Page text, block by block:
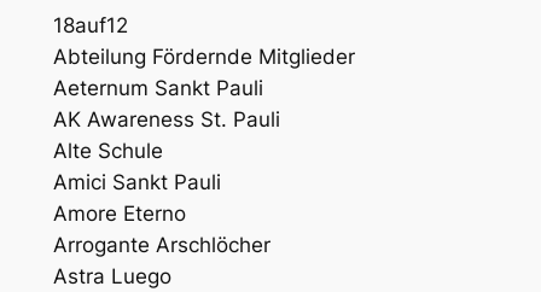
18auf12
Abteilung Fördernde Mitglieder
Aeternum Sankt Pauli
AK Awareness St. Pauli
Alte Schule
Amici Sankt Pauli
Amore Eterno
Arrogante Arschlöcher
Astra Luego